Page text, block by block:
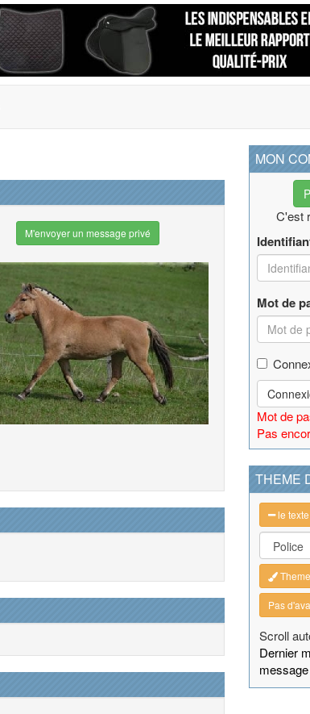
M'envoyer un message privé
MON
C'est
Mot de
Mot de
Pas
THEME
le texte
Theme
Pas
Scroll
Dernier
message